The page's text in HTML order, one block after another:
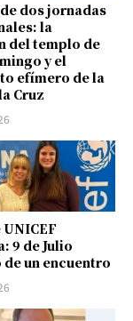
dos jornadas
la
del templo de
y el
efímero de la
Cruz
9 de Julio
un encuentro